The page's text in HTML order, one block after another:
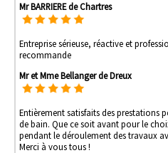
Mr BARRIERE de Chartres
Entreprise sérieuse, réactive et
recommande
Mr et Mme Bellanger de Dreux
Entièrement satisfaits des prestations
de bain. Que ce soit avant pour le
pendant le déroulement des travaux
Merci à vous tous !